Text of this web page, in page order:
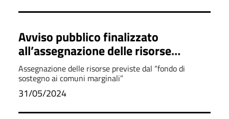
Avviso pubblico finalizzato
all’assegnazione delle risorse
previste dal “Fondo di sostegno ai
comuni marginali”
Assegnazione delle risorse previste dal “fondo di
sostegno ai comuni marginali”
31/05/2024